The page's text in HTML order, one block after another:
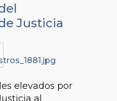
Justicia
elevados por
al